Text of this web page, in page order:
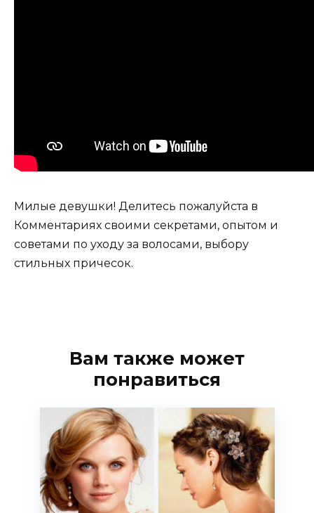
Милые девушки! Делитесь пожалуйста в
Комментариях своими секретами, опытом и
советами по уходу за волосами, выбору
стильных причесок.
Вам также может
понравиться